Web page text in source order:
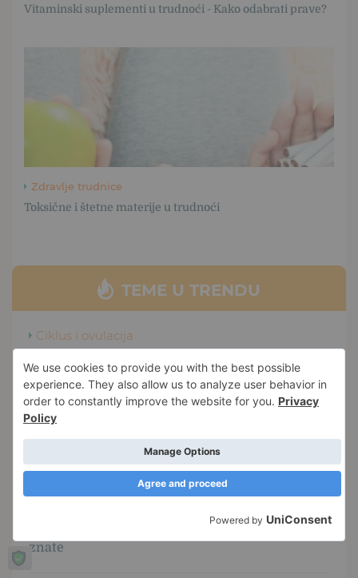
TEME U TRENDU
Ciklus i ovulacija
Plodni dani i praćenje ovulacije - kako da
odredite plodne dane i saznate tačan dan
ovulacije
Zdravlje bebe
Kako se izboriti sa grčevima?
Roditeljski dodatak 2026 - Sve šta treba da
znate
Vitaminski suplementi u trudnoći - Kako odabrati prave?
Zdravlje trudnice
Toksične i štetne materije u trudnoći